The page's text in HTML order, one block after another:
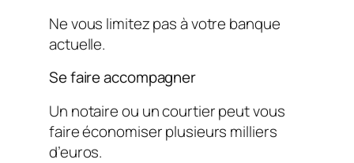
Ne vous limitez pas à votre banque
actuelle.
Se faire accompagner
Un notaire ou un courtier peut vous
faire économiser plusieurs milliers
d’euros.